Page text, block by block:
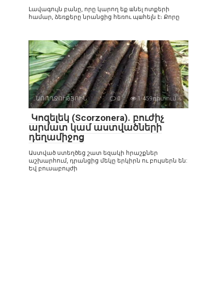
Լավագույն բանը, որը կարող եք шնել ոտքերի
համար, ձեռքերը նրանցից հեռու պшհելն է։ Քորը
ԱՌՈՂՋՈՒԹՅՈԻՆ 0 1 459դիտում
Կոզելեկ (Scorzonera). բուժիչ
արմատ կամ աստվածների
դեղամիջոց
Աստված ստեղծեց շատ եզակի հրաշքներ
աշխարհում, դրանցից մեկը երկիրն ու բույսերն են:
Եվ բուսաբույժի